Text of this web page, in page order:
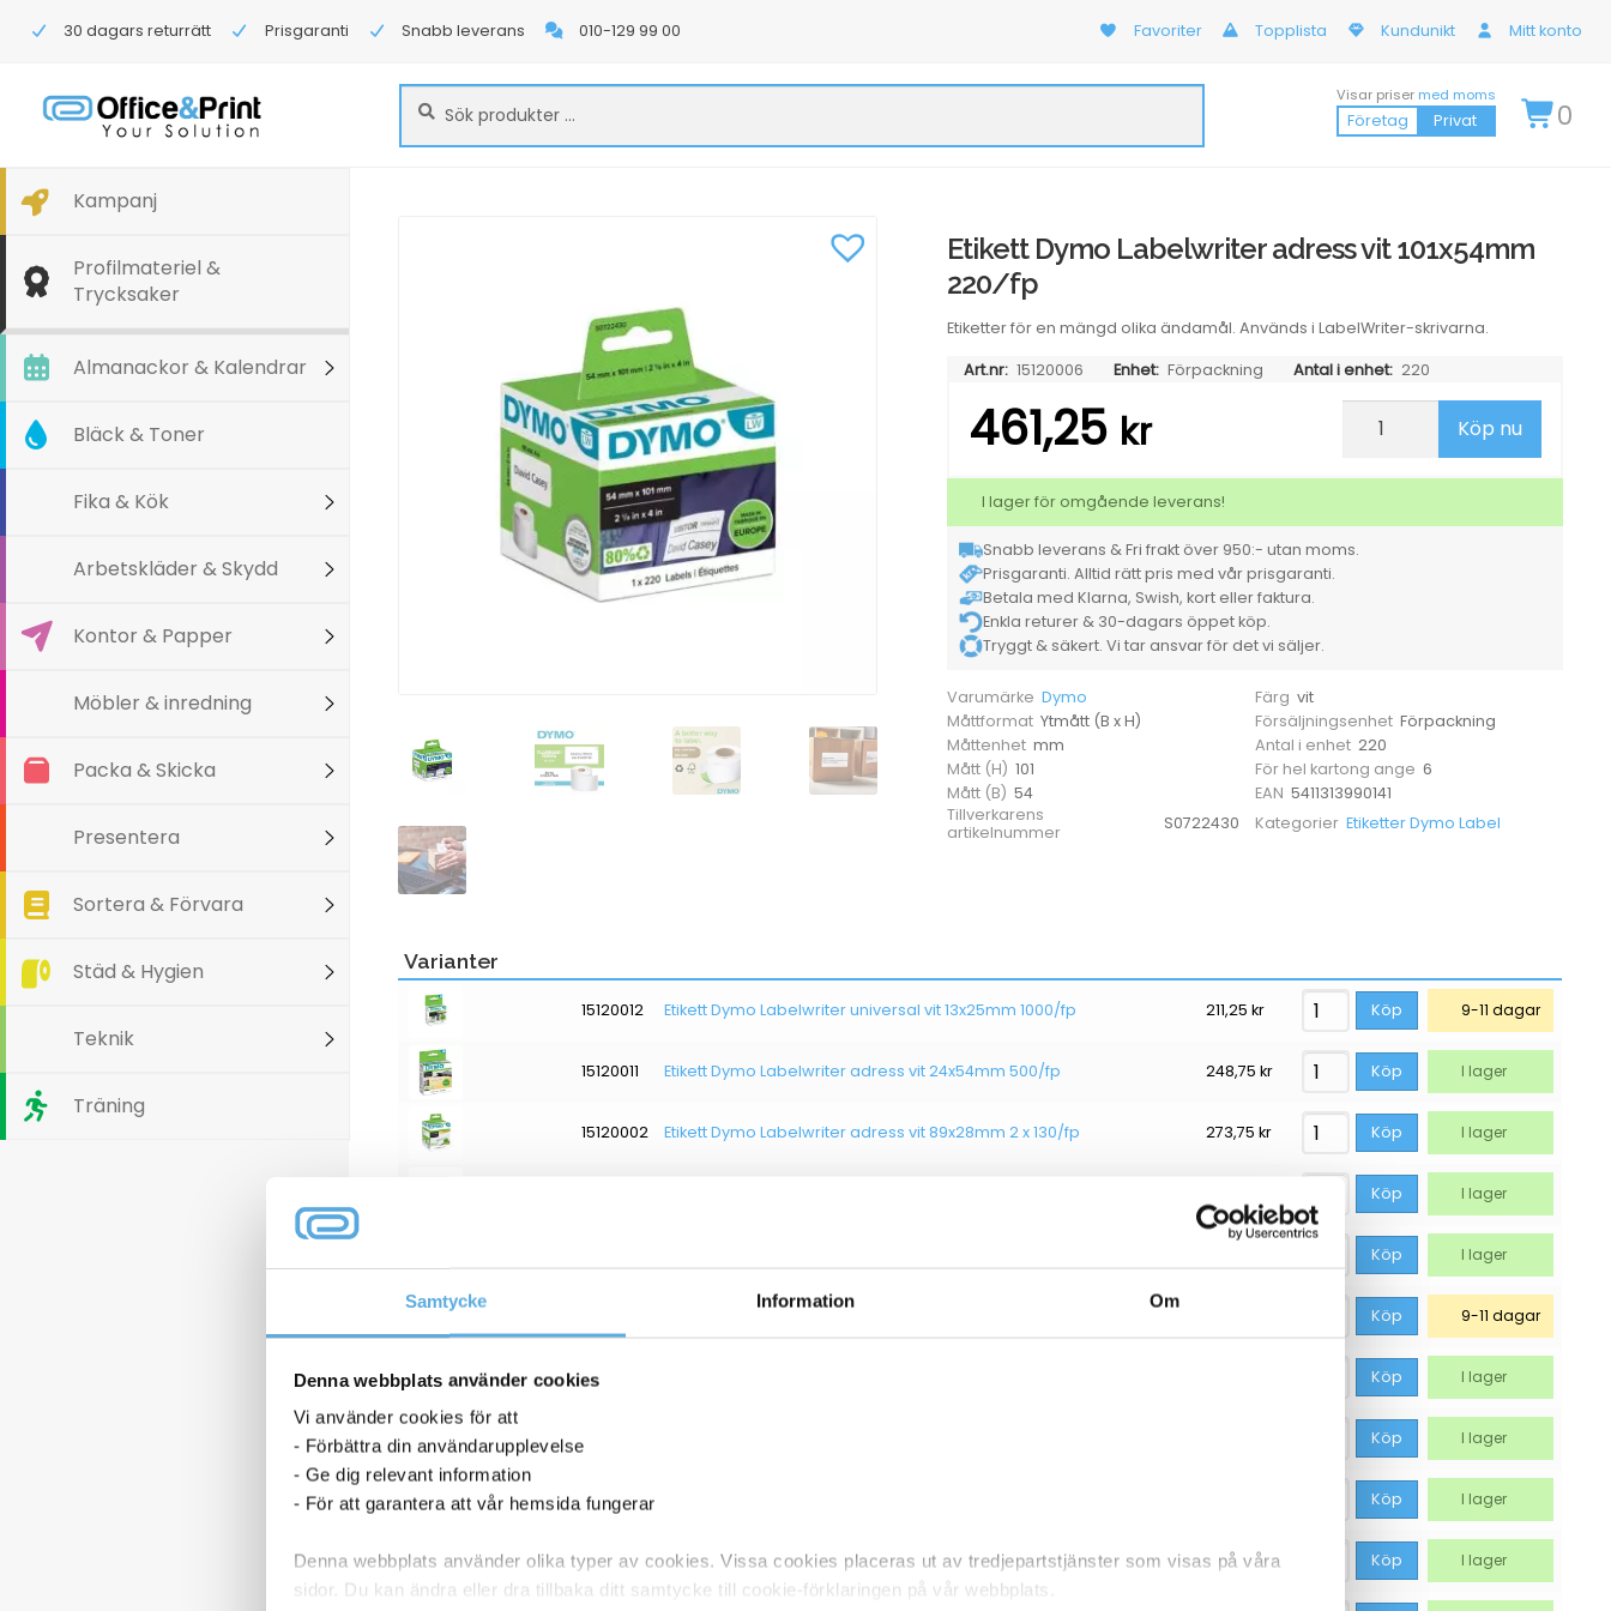
Samtycke Information Om
Denna webbplats använder cookies
Vi använder cookies för att
- Förbättra din användarupplevelse
- Ge dig relevant information
- För att garantera att vår hemsida fungerar
Denna webbplats använder olika typer av cookies. Vissa cookies placeras ut av tredjepartstjänster som visas på våra
sidor. Du kan ändra eller dra tillbaka ditt samtycke till cookie-förklaringen på vår webbplats.
30 dagars returrätt Prisgaranti Snabb leverans 010-129 99 00 Favoriter Topplista Kundunikt Mitt konto
Sök
efter:
Sök Visar priser med moms
Företag Privat 0
Kampanj
Profilmateriel &
Trycksaker
Almanackor & Kalendrar
Bläck & Toner
Fika & Kök
Arbetskläder & Skydd
Kontor & Papper
Möbler & inredning
Packa & Skicka
Presentera
Sortera & Förvara
Städ & Hygien
Teknik
Träning
Etikett Dymo Labelwriter adress vit 101x54mm
220/fp
Etiketter för en mängd olika ändamål. Används i LabelWriter-skrivarna.
Art.nr: 15120006 Enhet: Förpackning Antal i enhet: 220
461,25 kr
Etikett
Dymo
Labelwriter
adress
101x54mm
220/fp
Köp nu
I lager för omgående leverans!
Snabb leverans & Fri frakt över 950:- utan moms.
Prisgaranti. Alltid rätt pris med vår prisgaranti.
Betala med Klarna, Swish, kort eller faktura.
Enkla returer & 30-dagars öppet köp.
Tryggt & säkert. Vi tar ansvar för det vi säljer.
Varumärke Dymo Färg vit
Måttformat Ytmått (B x H) Försäljningsenhet Förpackning
Måttenhet mm Antal i enhet 220
Mått (H) 101 För hel kartong ange 6
Mått (B) 54 EAN 5411313990141
Tillverkarens
artikelnummer
S0722430 Kategorier Etiketter Dymo Label
Varianter
15120012 Etikett Dymo Labelwriter universal vit 13x25mm 1000/fp 211,25 kr Köp 9-11 dagar
15120011 Etikett Dymo Labelwriter adress vit 24x54mm 500/fp 248,75 kr Köp I lager
15120002 Etikett Dymo Labelwriter adress vit 89x28mm 2 x 130/fp 273,75 kr Köp I lager
Köp I lager
Köp I lager
Köp 9-11 dagar
15120015 Köp I lager
15120007 Köp I lager
15120004 Köp I lager
15120013 Etikett Dymo Labelwriter universal vit 57x32mm 1000/fp 561,25kr Köp I lager